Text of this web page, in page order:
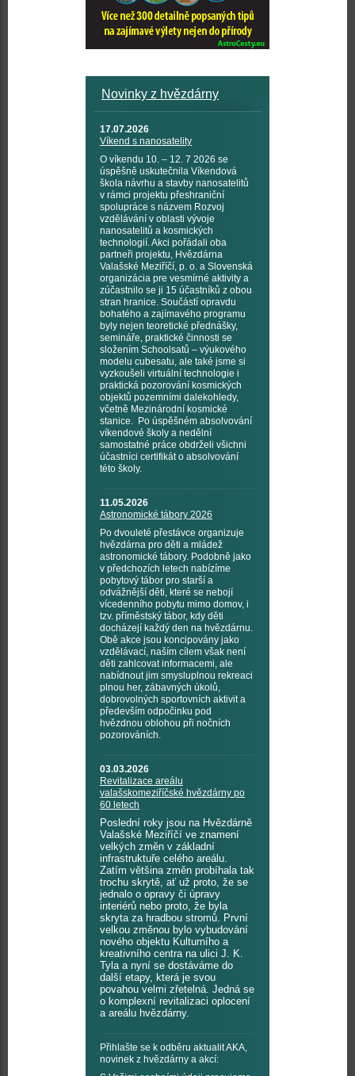
Novinky z hvězdárny
17.07.2026
Víkend s nanosatelity
O víkendu 10. – 12. 7 2026 se
úspěšně uskutečnila Víkendová
škola návrhu a stavby nanosatelitů
v rámci projektu přeshraniční
spolupráce s názvem Rozvoj
vzdělávání v oblasti vývoje
nanosatelitů a kosmických
technologií. Akci pořádali oba
partneři projektu, Hvězdárna
Valašské Meziříčí, p. o. a Slovenská
organizácia pre vesmírné aktivity a
zúčastnilo se ji 15 účastníků z obou
stran hranice. Součástí opravdu
bohatého a zajímavého programu
byly nejen teoretické přednášky,
semináře, praktické činnosti se
složením Schoolsatů – výukového
modelu cubesatu, ale také jsme si
vyzkoušeli virtuální technologie i
praktická pozorování kosmických
objektů pozemními dalekohledy,
včetně Mezinárodní kosmické
stanice. Po úspěšném absolvování
víkendové školy a nedělní
samostatné práce obdrželi všichni
účastníci certifikát o absolvování
této školy.
11.05.2026
Astronomické tábory 2026
Po dvouleté přestávce organizuje
hvězdárna pro děti a mládež
astronomické tábory. Podobně jako
v předchozích letech nabízíme
pobytový tábor pro starší a
odvážnější děti, které se nebojí
vícedenního pobytu mimo domov, i
tzv. příměstský tábor, kdy děti
docházejí každý den na hvězdárnu.
Obě akce jsou koncipovány jako
vzdělávací, naším cílem však není
děti zahlcovat informacemi, ale
nabídnout jim smysluplnou rekreaci
plnou her, zábavných úkolů,
dobrovolných sportovních aktivit a
především odpočinku pod
hvězdnou oblohou při nočních
pozorováních.
03.03.2026
Revitalizace areálu
valašskomeziříčské hvězdárny po
60 letech
Poslední roky jsou na Hvězdárně
Valašské Meziříčí ve znamení
velkých změn v základní
infrastruktuře celého areálu.
Zatím většina změn probíhala tak
trochu skrytě, ať už proto, že se
jednalo o opravy či úpravy
interiérů nebo proto, že byla
skryta za hradbou stromů. První
velkou změnou bylo vybudování
nového objektu Kulturního a
kreativního centra na ulici J. K.
Tyla a nyní se dostáváme do
další etapy, která je svou
povahou velmi zřetelná. Jedná se
o komplexní revitalizaci oplocení
a areálu hvězdárny.
Přihlašte se k odběru aktualit AKA,
novinek z hvězdárny a akcí: